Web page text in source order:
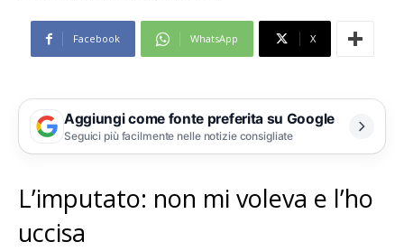
Facebook WhatsApp X
Aggiungi come fonte preferita su Google
Seguici più facilmente nelle notizie consigliate
L’imputato: non mi voleva e l’ho
uccisa